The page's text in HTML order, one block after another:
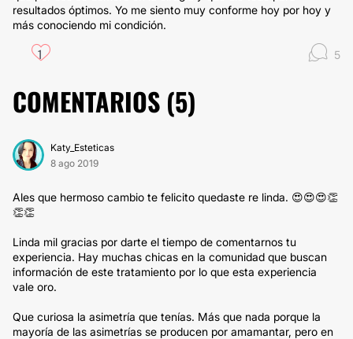
resultados óptimos. Yo me siento muy conforme hoy por hoy y
más conociendo mi condición.
1 5
COMENTARIOS (5)
Katy_Esteticas
8 ago 2019
Ales que hermoso cambio te felicito quedaste re linda. 😍😍😍👏
👏👏
Linda mil gracias por darte el tiempo de comentarnos tu
experiencia. Hay muchas chicas en la comunidad que buscan
información de este tratamiento por lo que esta experiencia
vale oro.
Que curiosa la asimetría que tenías. Más que nada porque la
mayoría de las asimetrías se producen por amamantar, pero en